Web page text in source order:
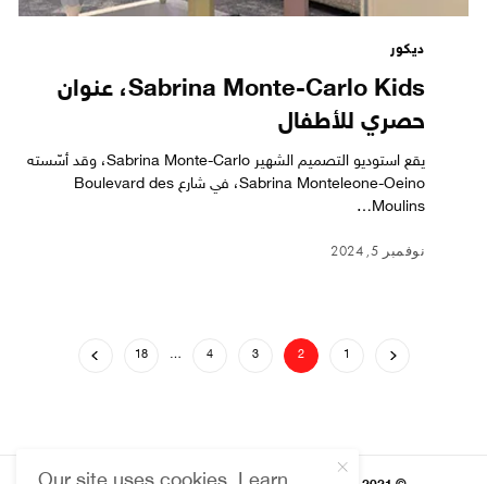
ديكور
Sabrina Monte-Carlo Kids، عنوان
حصري للأطفال
يقع استوديو التصميم الشهير Sabrina Monte-Carlo، وقد أسّسته
Sabrina Monteleone-Oeino، في شارع Boulevard des
Moulins…
نوفمبر 5, 2024
1
2
3
4
…
18